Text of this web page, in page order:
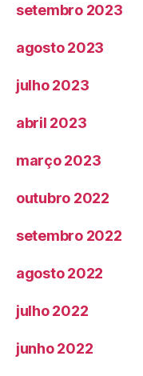
setembro 2023
agosto 2023
julho 2023
abril 2023
março 2023
outubro 2022
setembro 2022
agosto 2022
julho 2022
junho 2022